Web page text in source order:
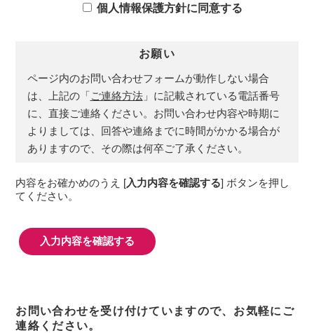
人情報保護法にいう「個人情報」を指すものと
号，連絡先その他の記述等により特定の個人を
プライバシー情報のうち「履歴情報および特性
情報」とは，上記に定める「個人情報」以外の
ものをいい，ご利用いただいたサービスやご購
入いただいた商品，ご覧になったページや広告
の履歴，ユーザーが検索された検索キーワー
ド，ご利用日時，ご利用の方法，ご利用環境，
ドレス，クッキー情報，位置情報，端末の個体
識別情報などを指します。
第２条（プライバシー情報の収集方法）
当社は，ユーザーが利用登録をする際に氏名，
ります。また，ユーザーと提携先などとの間で
なされたユーザーの個人情報を含む取引記録
個人情報保護方針に同意する
お願い
ページ内のお問い合わせフォームが動作しない場合
は、上記の「ご連絡方法」に記載されている電話番号
に、直接ご連絡ください。お問い合わせ内容や時期に
よりましては、回答や連絡までに時間がかかる場合が
ありますので、その際は何卒ご了承ください。
内容をお確かめのうえ [入力内容を確認する] ボタンを押し
てください。
お問い合わせを受け付けていますので、お気軽にご
連絡ください。